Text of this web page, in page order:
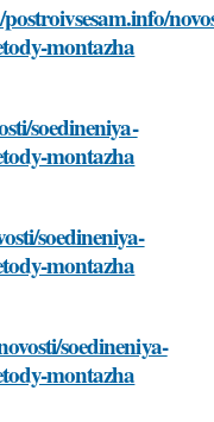
montazha
soedineniya-
montazha
soedineniya-
montazha
soedineniya-
montazha